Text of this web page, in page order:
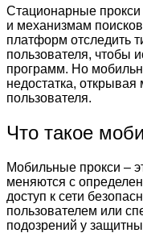
Стационарные
и механизмам
платформ отследить
пользователя, чтобы
программ. Но
недостатка,
пользователя.
Что такое
Мобильные прокси –
меняются с
доступ к сети
пользователем или
подозрений у